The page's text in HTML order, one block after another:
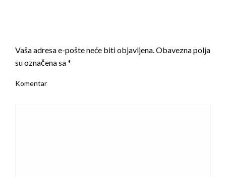
Vaša adresa e-pošte neće biti objavljena.Obavezna polja
su označena sa*
Komentar